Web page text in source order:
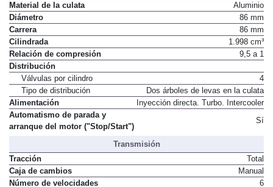
Material del bloque
Aluminio
Material de la culata
Aluminio
Diámetro
86 mm
Carrera
86 mm
Cilindrada
1.998 cm³
Relación de compresión
Distribución
Válvulas por cilindro
4
Tipo de distribución
Dos árboles de levas en la culata
Alimentación
Automatismo de parada y
Transmisión
Tracción
Total
Caja de cambios
Manual